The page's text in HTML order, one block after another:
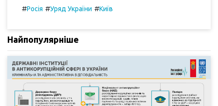
#Росія #Уряд України #Київ
Найпопулярніше